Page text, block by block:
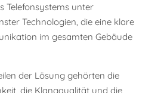
Telefonsystems unter
Technologien, die eine klare
im gesamten Gebäude
der Lösung gehörten die
die Klangqualität und die